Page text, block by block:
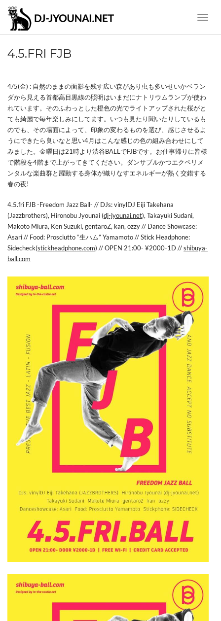
Toggle
4.5.FRI FJB
4/5(金) : 自然のままの面影を残す広い森があり虫も多いせいかベラン
ダから見える首都高目黒線の照明はいまだにナトリウムランプが使わ
れています。そのふわっとした橙色の光でライトアップされた桜がと
ても綺麗で毎年楽しみにしてます。いつも見たり聞いたりしているも
のでも、その場面によって、印象の変わるものを選び、感じさせるよ
うにできたら良いなと思い4月はこんな感じの色の組み合わせにして
みました。金曜日は21時より渋谷BALLでFJBです。お仕事帰りに皆様
で階段を4階まで上がってきてください。ダンサブルかつエクペリメ
ンタルな楽曲群と躍動する身体が織りなすエネルギーが熱く交錯する
春の夜!
4.5.fri FJB -Freedom Jazz Ball- // DJs: vinylDJ Eiji Takehana
(Jazzbrothers), Hironobu Jyounai (dj-jyounai.net), Takayuki Sudani,
Makoto Miura, Ken Suzuki, gentaroZ, kan, ozzy // Dance Showcase:
Asari // Food: Prosciutto “生ハム” Yamamoto // Stick Headphone:
Sidecheck(stickheadphone.com) // OPEN 21:00- ¥2000-1D //shibuya-
ball.com